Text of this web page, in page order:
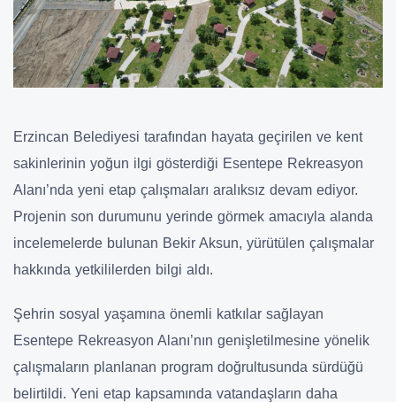
Erzincan Belediyesi tarafından hayata geçirilen ve kent
sakinlerinin yoğun ilgi gösterdiği Esentepe Rekreasyon
Alanı’nda yeni etap çalışmaları aralıksız devam ediyor.
Projenin son durumunu yerinde görmek amacıyla alanda
incelemelerde bulunan Bekir Aksun, yürütülen çalışmalar
hakkında yetkililerden bilgi aldı.
Şehrin sosyal yaşamına önemli katkılar sağlayan
Esentepe Rekreasyon Alanı’nın genişletilmesine yönelik
çalışmaların planlanan program doğrultusunda sürdüğü
belirtildi. Yeni etap kapsamında vatandaşların daha